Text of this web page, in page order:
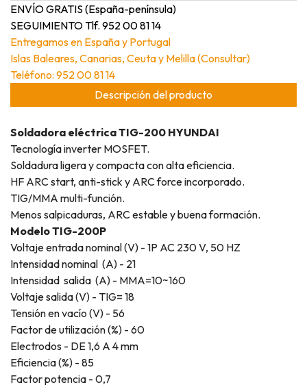
ENVÍO GRATIS (España-península)
SEGUIMIENTO Tlf. 952 00 81 14
Entregamos en España y Portugal
Islas Baleares, Canarias, Ceuta y Melilla (Consultar)
Teléfono: 952 00 81 14
Descripción del producto
Soldadora eléctrica TIG-200 HYUNDAI
Tecnología inverter MOSFET.
Soldadura ligera y compacta con alta eficiencia.
HF ARC start, anti-stick y ARC force incorporado.
TIG/MMA multi-función.
Menos salpicaduras, ARC estable y buena formación.
Modelo TIG-200P
Voltaje entrada nominal (V) - 1P AC 230 V, 50 HZ
Intensidad nominal (A) - 21
Intensidad salida (A) - MMA=10~160
Voltaje salida (V) - TIG= 18
Tensión en vacío (V) - 56
Factor de utilización (%) - 60
Electrodos - DE 1,6 A 4 mm
Eficiencia (%) - 85
Factor potencia - 0,7